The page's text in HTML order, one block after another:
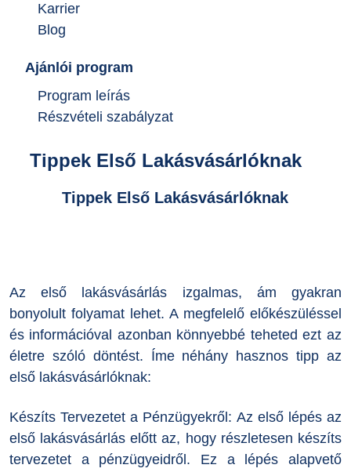
Karrier
Blog
Ajánlói program
Program leírás
Részvételi szabályzat
Tippek Első Lakásvásárlóknak
Tippek Első Lakásvásárlóknak
Az első lakásvásárlás izgalmas, ám gyakran
bonyolult folyamat lehet. A megfelelő előkészüléssel
és információval azonban könnyebbé teheted ezt az
életre szóló döntést. Íme néhány hasznos tipp az
első lakásvásárlóknak:
Készíts Tervezetet a Pénzügyekről: Az első lépés az
első lakásvásárlás előtt az, hogy részletesen készíts
tervezetet a pénzügyeidről. Ez a lépés alapvető